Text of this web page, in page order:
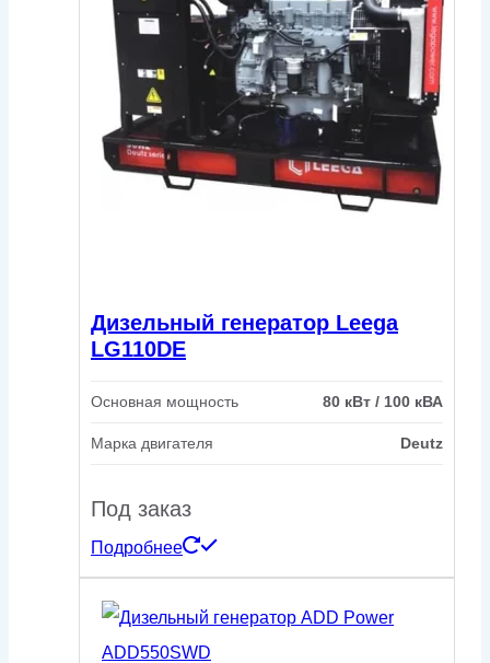
Дизельный генератор Leega
LG110DE
Основная мощность 80 кВт / 100 кВА
Марка двигателя Deutz
Под заказ
Подробнее